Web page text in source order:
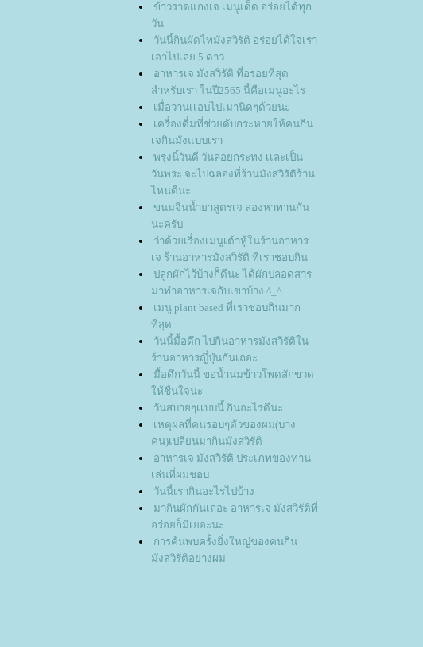
ข้าวราดแกงเจ เมนูเด็ด อร่อยได้ทุก
วัน
วันนี้กินผัดไทมังสวิรัติ อร่อยได้ใจเรา
เอาไปเลย 5 ดาว
อาหารเจ มังสวิรัติ ที่อร่อยที่สุด
สำหรับเรา ในปี2565 นี้คือเมนูอะไร
เมื่อวานเเอบไปเมานิดๆด้วยนะ
เครื่องดื่มที่ช่วยดับกระหายให้คนกิน
เจกินมังแบบเรา
พรุ่งนี้วันดี วันลอยกระทง เเละเป็น
วันพระ จะไปฉลองที่ร้านมังสวิรัติร้าน
ไหนดีนะ
ขนมจีนน้ำยาสูตรเจ ลองหาทานกัน
นะครับ
ว่าด้วยเรื่องเมนูเต้าหู้ในร้านอาหาร
เจ ร้านอาหารมังสวิรัติ ที่เราชอบกิน
ปลูกผักไว้บ้างก็ดีนะ ได้ผักปลอดสาร
มาทำอาหารเจกับเขาบ้าง ^_^
เมนู plant based ที่เราชอบกินมาก
ที่สุด
วันนี้มื้อดึก ไปกินอาหารมังสวิรัติใน
ร้านอาหารญี่ปุ่นกันเถอะ
มื้อดึกวันนี้ ขอน้ำนมข้าวโพดสักขวด
ห้ชื่นใจนะ
วันสบายๆเเบบนี้ กินอะไรดีนะ
เหตุผลที่คนรอบๆตัวของผม(บาง
คน)เปลี่ยนมากินมังสวิรัติ
อาหารเจ มังสวิรัติ ประเภทของทาน
เล่นที่ผมชอบ
วันนี้เรากินอะไรไปบ้าง
มากินผักกันเถอะ อาหารเจ มังสวิรัติที่
อร่อยก็มีเยอะนะ
การค้นพบครั้งยิ่งใหญ่ของคนกิน
มังสวิรัติอย่างผม